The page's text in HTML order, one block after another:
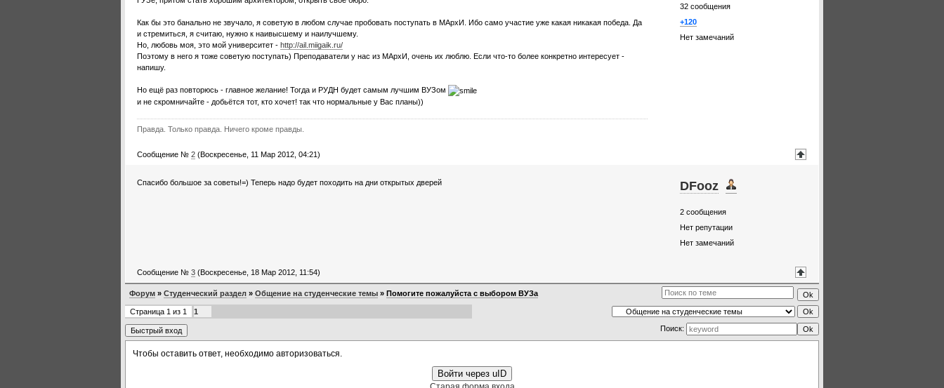
Как бы это банально не звучало, я советую в любом случае пробовать поступать в МАрхИ. Ибо само участие уже какая никакая победа. Да
и стремиться, я считаю, нужно к наивысшему и наилучшему.
Но, любовь моя, это мой университет - http://ail.miigaik.ru/
Поэтому в него я тоже советую поступать) Преподаватели у нас из МАрхИ, очень их люблю. Если что-то более конкретно интересует -
напишу.
Но ещё раз повторюсь - главное желание! Тогда и РУДН будет самым лучшим ВУЗом
и не скромничайте - добьётся тот, кто хочет! так что нормальные у Вас планы))
32 сообщения
+120
Нет замечаний
Правда. Только правда. Ничего кроме правды.
Сообщение № 2 (Воскресенье, 11 Мар 2012, 04:21)
Спасибо большое за советы!=) Теперь надо будет походить на дни открытых дверей DFooz
2 сообщения
Нет репутации
Нет замечаний
Сообщение № 3 (Воскресенье, 18 Мар 2012, 11:54)
Форум » Студенческий раздел » Общение на студенческие темы » Помогите пожалуйста с выбором ВУЗа
Страница 1 из 1
1
Поиск:
Чтобы оставить ответ, необходимо авторизоваться.
Войти через uID